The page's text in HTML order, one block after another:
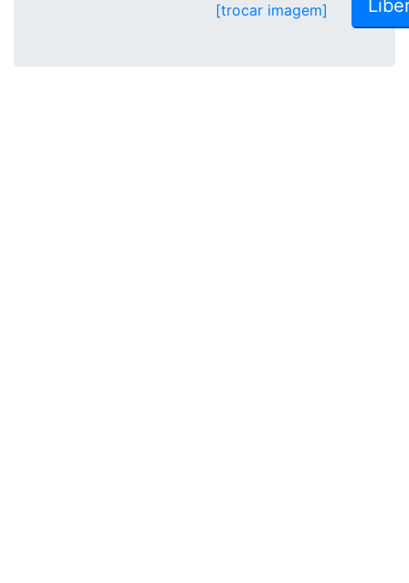
[trocar imagem]